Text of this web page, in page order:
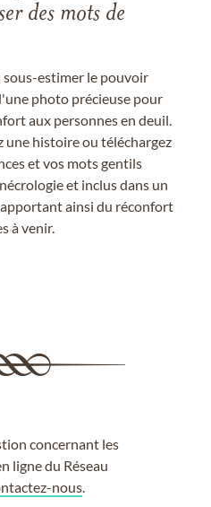
des mots de
estimer le pouvoir
photo précieuse pour
aux personnes en deuil.
une histoire ou téléchargez
et vos mots gentils
et inclus dans un
ainsi du réconfort
à venir.
concernant les
ligne du Réseau
nous